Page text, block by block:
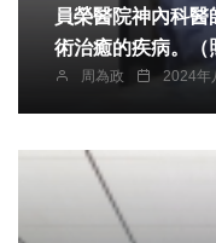
員榮醫院神內科
術治癒的疾病。（
周為政 2024年